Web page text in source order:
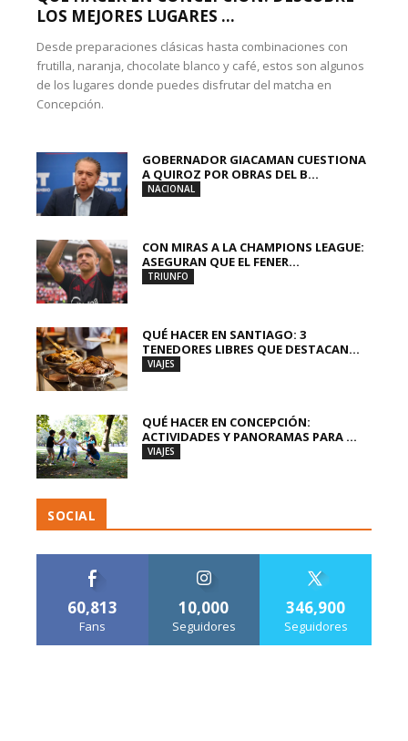
LOS MEJORES LUGARES ...
Desde preparaciones clásicas hasta combinaciones con
frutilla, naranja, chocolate blanco y café, estos son algunos
de los lugares donde puedes disfrutar del matcha en
Concepción.
GOBERNADOR GIACAMAN CUESTIONA
A QUIROZ POR OBRAS DEL B...
NACIONAL
CON MIRAS A LA CHAMPIONS LEAGUE:
ASEGURAN QUE EL FENER...
TRIUNFO
QUÉ HACER EN SANTIAGO: 3
TENEDORES LIBRES QUE DESTACAN...
VIAJES
QUÉ HACER EN CONCEPCIÓN:
ACTIVIDADES Y PANORAMAS PARA ...
VIAJES
SOCIAL
60,813
Fans
10,000
Seguidores
346,900
Seguidores